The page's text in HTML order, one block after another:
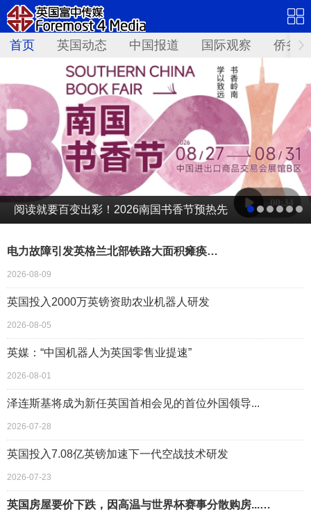
首页 英国动态 中国报道 国际观察 侨务
阅读就要百变出彩！2026南国书香节预热先
电力故障引发英格兰北部铁路大面积瘫痪…
2026-08-09
英国投入2000万英镑资助农业机器人研发
2026-08-05
英媒：“中国机器人为英国零售业提速”
2026-08-01
泽连斯基将成为新任英国首相会见的首位外国领导...
2026-07-28
英国投入7.08亿英镑加速下一代空战技术研发
2026-07-23
英国房屋要价下跌，因高温与世界杯赛事分散购房...…